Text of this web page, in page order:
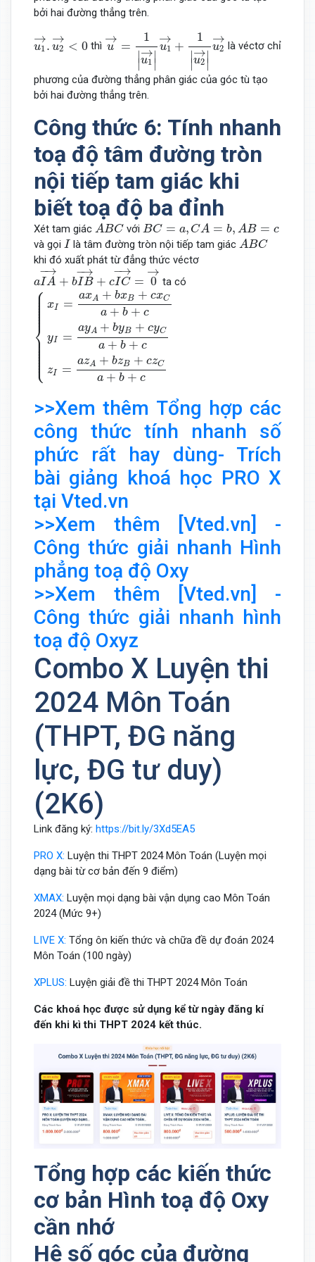
bởi hai đường thẳng trên.
→
u1 . →
u2 < 0
u1 →.u
thì
→
u =
1
∣
∣
→
u1 ∣
∣
→
u1 +
1
∣
∣
→
u2 ∣
∣
→
u2
u →+
là véctơ chỉ
phương của đường thẳng phân giác của góc tù tạo
bởi hai đường thẳng trên.
Công thức 6: Tính nhanh
toạ độ tâm đường tròn
nội tiếp tam giác khi
biết toạ độ ba đỉnh
Xét tam giác ABC
ABC với BC = a, CA = b, AB = c
BC= =b ,A c
và gọi I
I là tâm đường tròn nội tiếp tam giácABC
A BC
khi đó xuất phát từ đẳng thức véctơ
a
−→
IA + b
−→
IB + c
−→
IC =
→
0
aIA→ +bIB→+ cIC→= 0→
ta có
⎧
⎪
⎪
⎪
⎪ ⎪ ⎪ ⎪ ⎪
⎨
⎪
⎪ ⎪
⎪ ⎪ ⎪ ⎪ ⎪⎩
xI =
axA + bxB + cxC
a + b + c
yI =
ayA + byB + cyC
a + b + c
zI =
azA + bzB + czC
a + b + c
{xI=a x A+bx B +cxC + b+cy =a
>>Xem thêm Tổng hợp các
công thức tính nhanh số
phức rất hay dùng- Trích
bài giảng khoá học PRO X
tại Vted.vn
>>Xem thêm [Vted.vn] -
Công thức giải nhanh Hình
phẳng toạ độ Oxy
>>Xem thêm [Vted.vn] -
Công thức giải nhanh hình
toạ độ Oxyz
Combo X Luyện thi
2024 Môn Toán
(THPT, ĐG năng
lực, ĐG tư duy)
(2K6)
Link đăng ký: https://bit.ly/3Xd5EA5
PRO X: Luyện thi THPT 2024 Môn Toán (Luyện mọi
dạng bài từ cơ bản đến 9 điểm)
XMAX: Luyện mọi dạng bài vận dụng cao Môn Toán
2024 (Mức 9+)
LIVE X: Tổng ôn kiến thức và chữa đề dự đoán 2024
Môn Toán (100 ngày)
XPLUS: Luyện giải đề thi THPT 2024 Môn Toán
Các khoá học được sử dụng kể từ ngày đăng kí
đến khi kì thi THPT 2024 kết thúc.
Tổng hợp các kiến thức
cơ bản Hình toạ độ Oxy
cần nhớ
Hệ số góc của đường